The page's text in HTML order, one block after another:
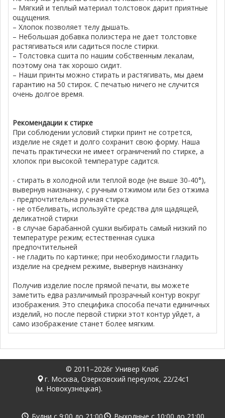
– Мягкий и теплый материал толстовок дарит приятные
ощущения.
– Хлопок позволяет телу дышать.
– Небольшая добавка полиэстера не дает толстовке
растягиваться или садиться после стирки.
– Толстовка сшита по нашим собственным лекалам,
поэтому она так хорошо сидит.
– Наши принты можно стирать и растягивать, мы даем
гарантию на 50 стирок. С печатью ничего не случится
очень долгое время.
Рекомендации к стирке
При соблюдении условий стирки принт не сотрется,
изделие не сядет и долго сохранит свою форму. Наша
печать практически не имеет ограничений по стирке, а
хлопок при высокой температуре садится.
- стирать в холодной или теплой воде (не выше 30-40°),
вывернув наизнанку, с ручным отжимом или без отжима
- предпочтительна ручная стирка
- не отбеливать, используйте средства для щадящей,
деликатной стирки
- в случае барабанной сушки выбирать самый низкий по
температуре режим; естественная сушка
предпочтительней
- не гладить по картинке; при необходимости гладить
изделие на среднем режиме, вывернув наизнанку
Получив изделие после прямой печати, вы можете
заметить едва различимый прозрачный контур вокруг
изображения. Это специфика способа печати единичных
изделий, но после первой стирки этот контур уйдет, а
само изображение станет более мягким.
© 2011–2026г Универ Клаб
г. Москва, Озерковский переулок, 22/24с1
(м. Новокузнецкая).
Будни с 9:00 до 21:00 Выходные с 10:00 до 21:00